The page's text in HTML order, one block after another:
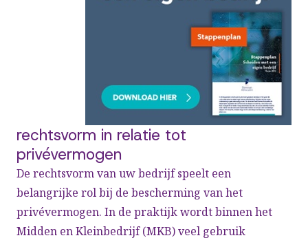
rechtsvorm in relatie tot
privévermogen
De rechtsvorm van uw bedrijf speelt een
belangrijke rol bij de bescherming van het
privévermogen. In de praktijk wordt binnen het
Midden en Kleinbedrijf (MKB) veel gebruik